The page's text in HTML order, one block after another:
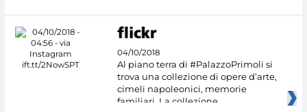
04/10/2018
Al piano terra di #PalazzoPrimoli si
trova una collezione di opere d’arte,
cimeli napoleonici, memorie
familiari. La collezione